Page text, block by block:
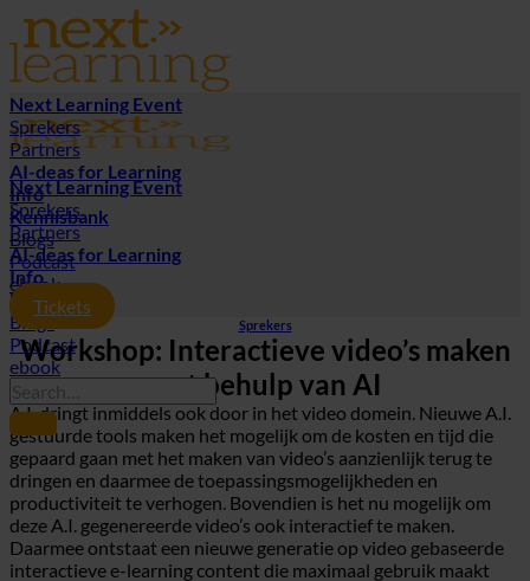
Ga
naar
inhoud
Next Learning Event
Sprekers
Partners
AI-deas for Learning
Info
Kennisbank
Blogs
Podcast
ebook
Next Learning Event
Sprekers
Partners
AI-deas for Learning
Info
Kennisbank
Blogs
Podcast
ebook
Tickets
Sprekers
Workshop: Interactieve video’s maken
met behulp van AI
A.I. dringt inmiddels ook door in het video domein. Nieuwe A.I.
gestuurde tools maken het mogelijk om de kosten en tijd die
gepaard gaan met het maken van video’s aanzienlijk terug te
dringen en daarmee de toepassingsmogelijkheden en
productiviteit te verhogen. Bovendien is het nu mogelijk om
deze A.I. gegenereerde video’s ook interactief te maken.
Daarmee ontstaat een nieuwe generatie op video gebaseerde
interactieve e-learning content die maximaal gebruik maakt